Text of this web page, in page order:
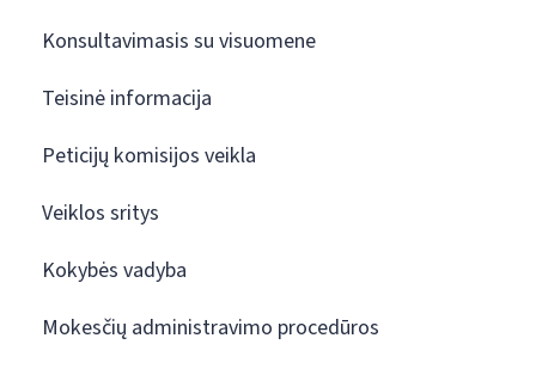
Konsultavimasis su visuomene
Teisinė informacija
Peticijų komisijos veikla
Veiklos sritys
Kokybės vadyba
Mokesčių administravimo procedūros